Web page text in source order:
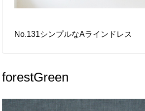
No.131シンプルなAラインドレス
forestGreen